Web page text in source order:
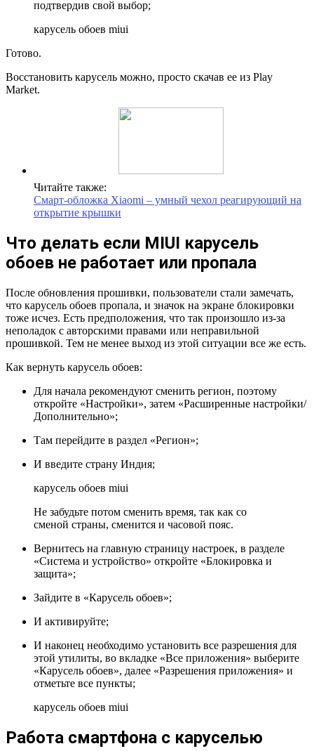
подтвердив свой выбор;
карусель обоев miui
Готово.
Восстановить карусель можно, просто скачав ее из Play
Market.
Читайте также:
Смарт-обложка Xiaomi – умный чехол реагирующий на
открытие крышки
Что делать если MIUI карусель
обоев не работает или пропала
После обновления прошивки, пользователи стали замечать,
что карусель обоев пропала, и значок на экране блокировки
тоже исчез. Есть предположения, что так произошло из-за
неполадок с авторскими правами или неправильной
прошивкой. Тем не менее выход из этой ситуации все же есть.
Как вернуть карусель обоев:
Для начала рекомендуют сменить регион, поэтому
откройте «Настройки», затем «Расширенные настройки/
Дополнительно»;
Там перейдите в раздел «Регион»;
И введите страну Индия;
карусель обоев miui
Не забудьте потом сменить время, так как со
сменой страны, сменится и часовой пояс.
Вернитесь на главную страницу настроек, в разделе
«Система и устройство» откройте «Блокировка и
защита»;
Зайдите в «Карусель обоев»;
И активируйте;
И наконец необходимо установить все разрешения для
этой утилиты, во вкладке «Все приложения» выберите
«Карусель обоев», далее «Разрешения приложения» и
отметьте все пункты;
карусель обоев miui
Работа смартфона с каруселью